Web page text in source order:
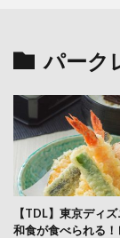
パーク
【TDL】東京ディ
和食が食べられる